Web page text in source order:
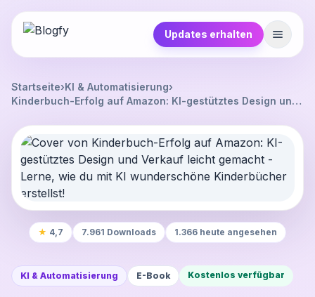
Updates erhalten
Startseite›KI & Automatisierung›
Kinderbuch-Erfolg auf Amazon: KI-gestütztes Design und
wunderschöne Kinderbücher erstellst!
★ 4,7 7.961 Downloads 1.366 heute angesehen
KI & Automatisierung E-Book Kostenlos verfügbar